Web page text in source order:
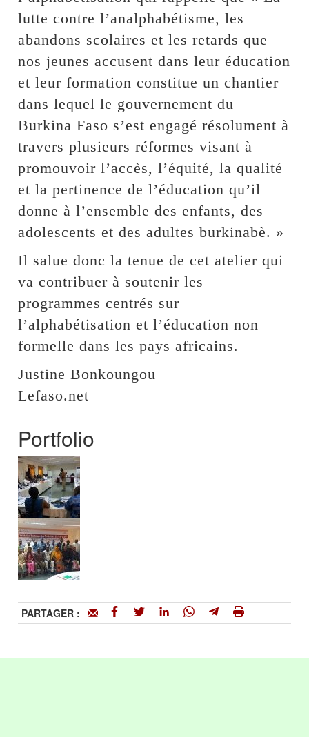
lutte contre l’analphabétisme, les
abandons scolaires et les retards que
nos jeunes accusent dans leur éducation
et leur formation constitue un chantier
dans lequel le gouvernement du
Burkina Faso s’est engagé résolument à
travers plusieurs réformes visant à
promouvoir l’accès, l’équité, la qualité
et la pertinence de l’éducation qu’il
donne à l’ensemble des enfants, des
adolescents et des adultes burkinabè. »
Il salue donc la tenue de cet atelier qui
va contribuer à soutenir les
programmes centrés sur
l’alphabétisation et l’éducation non
formelle dans les pays africains.
Justine Bonkoungou
Lefaso.net
Portfolio
PARTAGER :